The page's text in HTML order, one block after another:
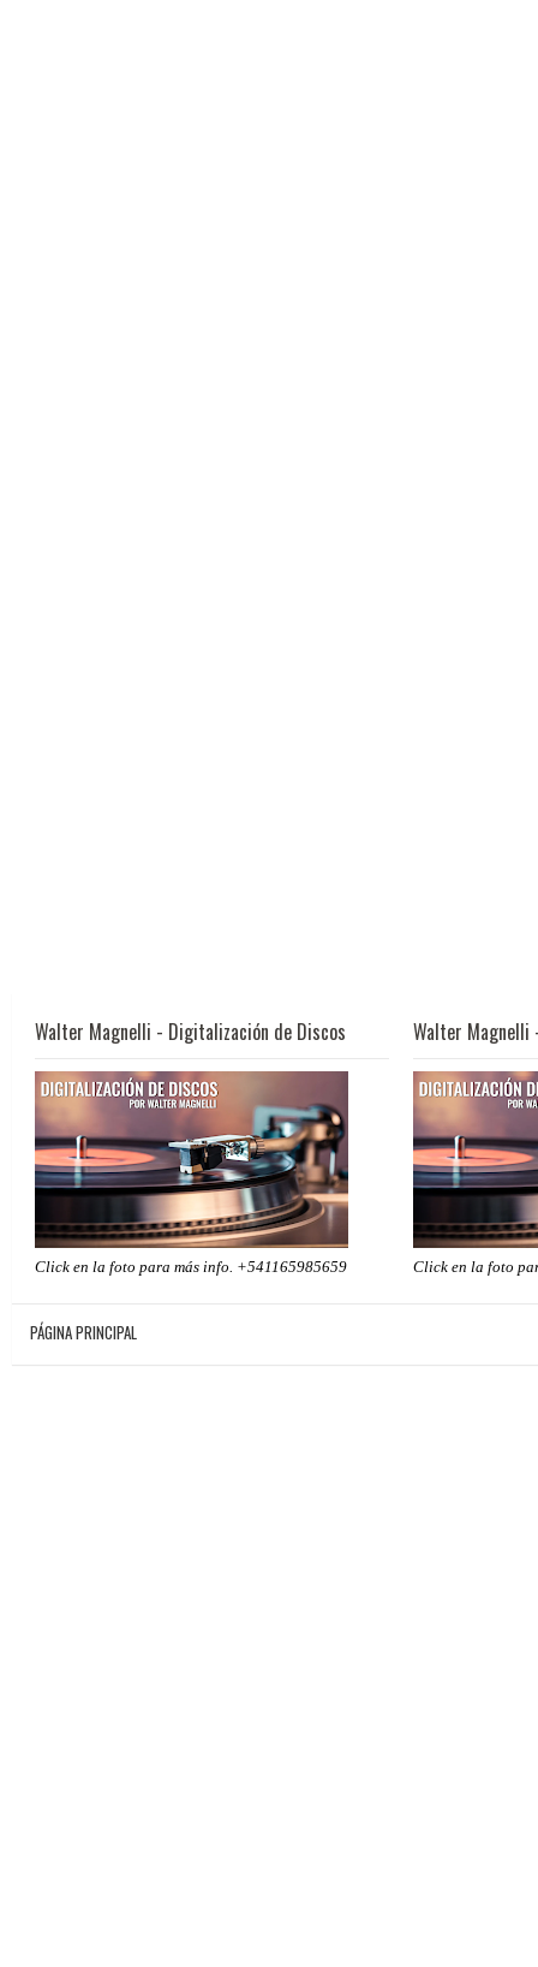
Walter Magnelli - Digitalización de Discos
Click en la foto para más info. +541165985659
Walter Magnelli
Click en la foto
PÁGINA PRINCIPAL